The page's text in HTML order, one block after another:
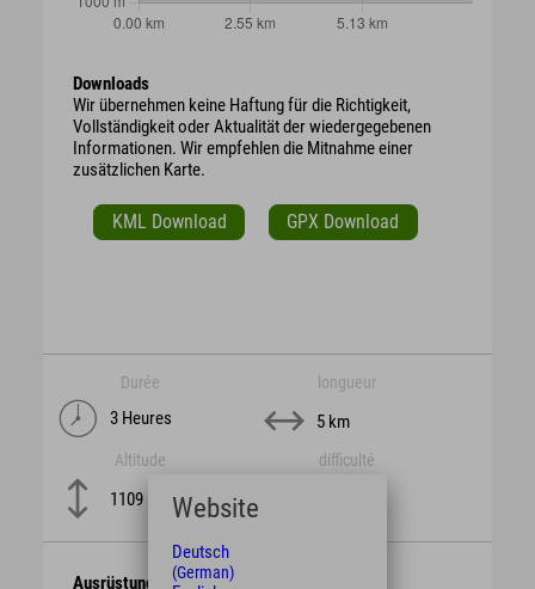
Downloads
Wir übernehmen keine Haftung für die Richtigkeit,
Vollständigkeit oder Aktualität der wiedergegebenen
Informationen. Wir empfehlen die Mitnahme einer
zusätzlichen Karte.
KML Download GPX Download
Durée
3 Heures
longueur
5 km
Altitude
1109 m
difficulté
Ausrüstung
Website
Deutsch
(German)